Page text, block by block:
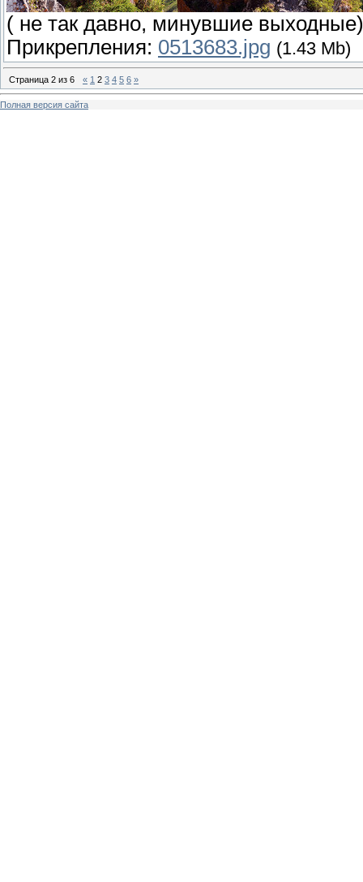
( не так давно, минувшие выходные)
Прикрепления: 0513683.jpg (1.43 Mb)
Страница 2 из 6 « 1 2 3 4 5 6 »
Полная версия сайта